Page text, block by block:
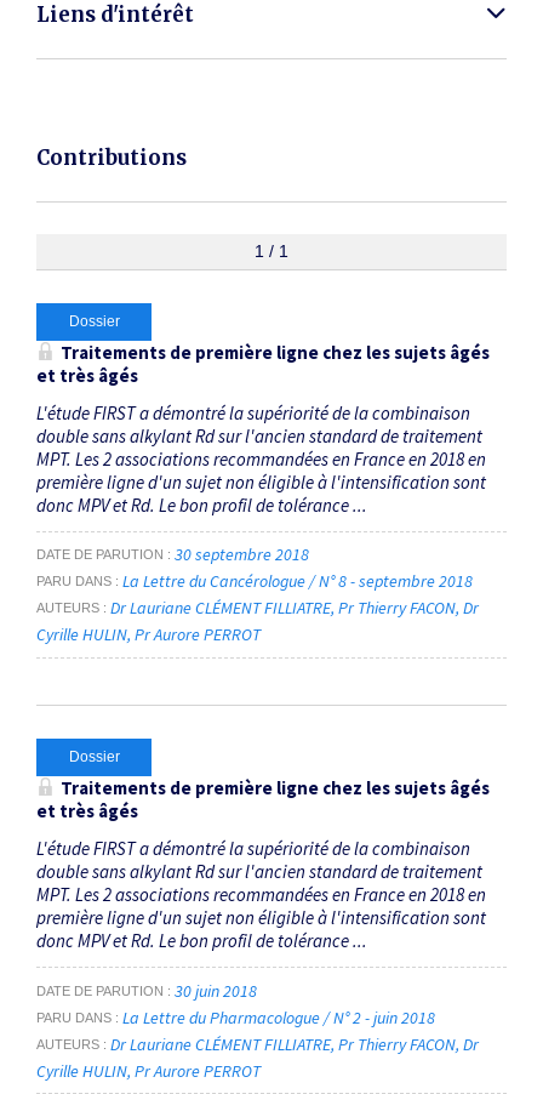
Liens d'intérêt
Contributions
1 / 1
Dossier
Traitements de première ligne chez les sujets âgés
et très âgés
L'étude FIRST a démontré la supériorité de la combinaison
double sans alkylant Rd sur l'ancien standard de traitement
MPT. Les 2 associations recommandées en France en 2018 en
première ligne d'un sujet non éligible à l'intensification sont
donc MPV et Rd. Le bon profil de tolérance ...
DATE DE PARUTION 30 septembre 2018
PARU DANS La Lettre du Cancérologue / N° 8 - septembre 2018
AUTEURS Dr Lauriane CLÉMENT FILLIATRE Pr Thierry FACON Dr
Cyrille HULIN Pr Aurore PERROT
Dossier
Traitements de première ligne chez les sujets âgés
et très âgés
L'étude FIRST a démontré la supériorité de la combinaison
double sans alkylant Rd sur l'ancien standard de traitement
MPT. Les 2 associations recommandées en France en 2018 en
première ligne d'un sujet non éligible à l'intensification sont
donc MPV et Rd. Le bon profil de tolérance ...
DATE DE PARUTION 30 juin 2018
PARU DANS La Lettre du Pharmacologue / N° 2 - juin 2018
AUTEURS Dr Lauriane CLÉMENT FILLIATRE Pr Thierry FACON Dr
Cyrille HULIN Pr Aurore PERROT